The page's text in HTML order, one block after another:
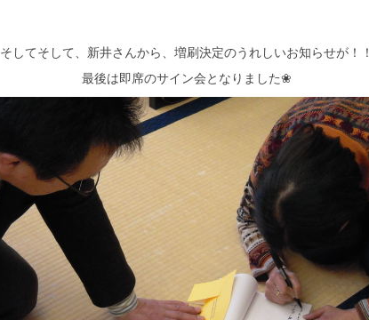
そしてそして、新井さんから、増刷決定のうれしいお知らせが！！
最後は即席のサイン会となりました❀